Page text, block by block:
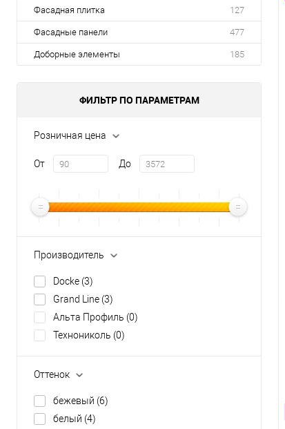
Фасадная плитка 127
Фасадные панели 477
Доборные элементы 185
ФИЛЬТР ПО ПАРАМЕТРАМ
Розничная цена
От До
Производитель
Docke (3)
Grand Line (3)
Альта Профиль (0)
Технониколь (0)
Оттенок
бежевый (6)
белый (4)